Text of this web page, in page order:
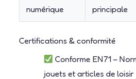
numérique
principale
Certifications & conformité
Conforme EN71 –
jouets et articles de loisir